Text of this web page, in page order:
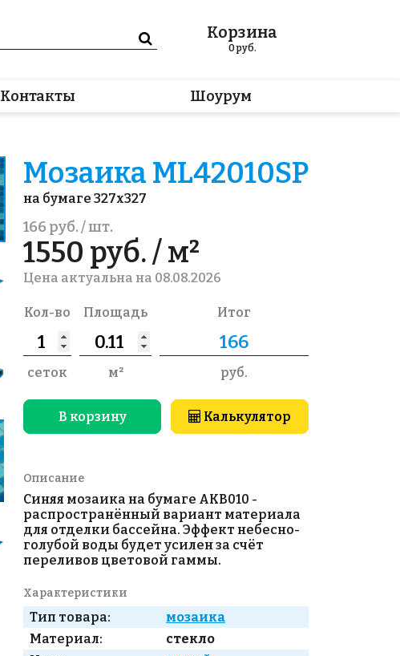
Корзина
0руб.
Контакты Шоурум
Мозаика ML42010SP
на бумаге 327x327
166 руб. / шт.
1550 руб. / м²
Цена актуальна на 08.08.2026
Кол-во
сеток
Площадь
м²
Итог
руб.
В корзину Калькулятор
Описание
Синяя мозаика на бумаге AKB010 -
распространённый вариант материала
для отделки бассейна. Эффект небесно-
голубой воды будет усилен за счёт
переливов цветовой гаммы.
Характеристики
Тип товара:
мозаика
Материал:
стекло